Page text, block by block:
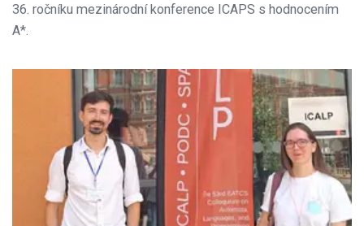
36. ročníku mezinárodní konference ICAPS s hodnocením
A*.